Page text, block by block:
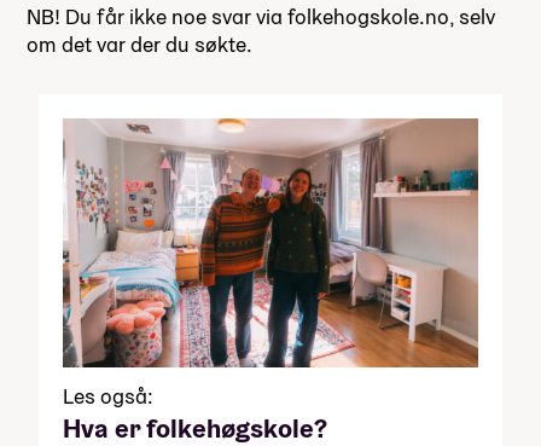
NB! Du får ikke noe svar via folkehogskole.no, selv
om det var der du søkte.
Les også:
Hva er folkehøgskole?